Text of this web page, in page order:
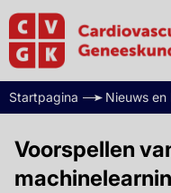
Startpagina Nieuws
Voorspellen